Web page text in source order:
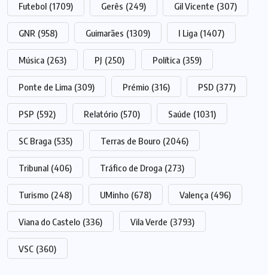
Futebol (1709) Gerês (249) Gil Vicente (307)
GNR (958) Guimarães (1309) I Liga (1407)
Música (263) PJ (250) Política (359)
Ponte de Lima (309) Prémio (316) PSD (377)
PSP (592) Relatório (570) Saúde (1031)
SC Braga (535) Terras de Bouro (2046)
Tribunal (406) Tráfico de Droga (273)
Turismo (248) UMinho (678) Valença (496)
Viana do Castelo (336) Vila Verde (3793)
VSC (360)